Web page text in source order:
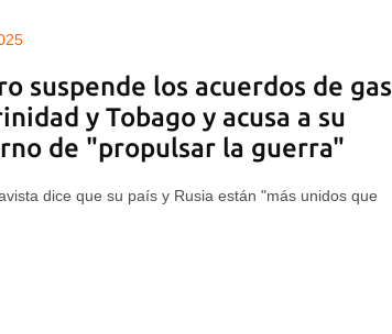
suspende los acuerdos de gas
y Tobago y acusa a su
de "propulsar la guerra"
dice que su país y Rusia están "más unidos que